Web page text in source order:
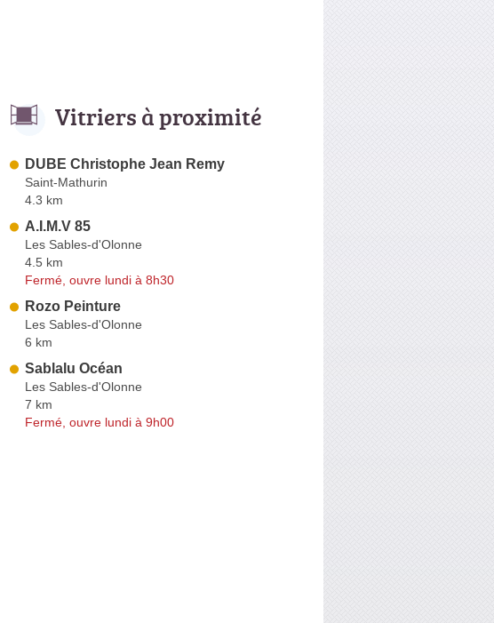
Vitriers à proximité
DUBE Christophe Jean Remy
Saint-Mathurin
4.3 km
A.I.M.V 85
Les Sables-d'Olonne
4.5 km
Fermé, ouvre lundi à 8h30
Rozo Peinture
Les Sables-d'Olonne
6 km
Sablalu Océan
Les Sables-d'Olonne
7 km
Fermé, ouvre lundi à 9h00